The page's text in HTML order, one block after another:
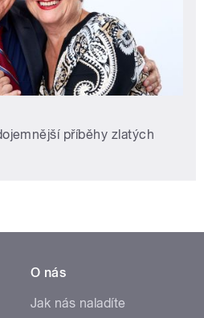
příběhy zlatých
O nás
Jak nás naladíte